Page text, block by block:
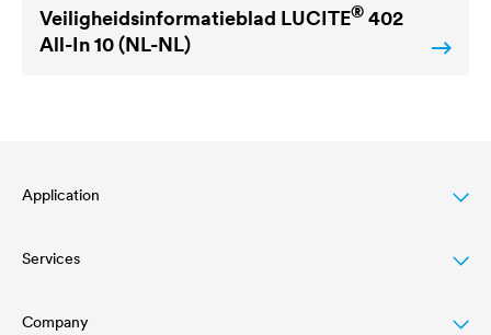
Veiligheidsinformatieblad LUCITE® 402
All-In 10 (NL-NL)
Application
Wood varnish
Agriculture
Services
Download
Company